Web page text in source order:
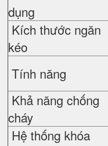
dụng
Kích thước ngăn
kéo
Tính năng
Khả năng chống
cháy
Hệ thống khóa